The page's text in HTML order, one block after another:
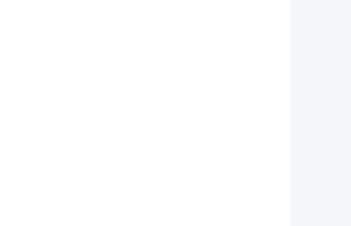
với cách
này
hết vào
bề mặt